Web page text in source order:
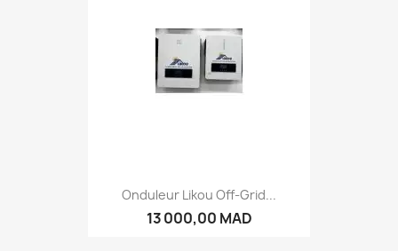
Onduleur Likou Off-Grid...
13 000,00 MAD